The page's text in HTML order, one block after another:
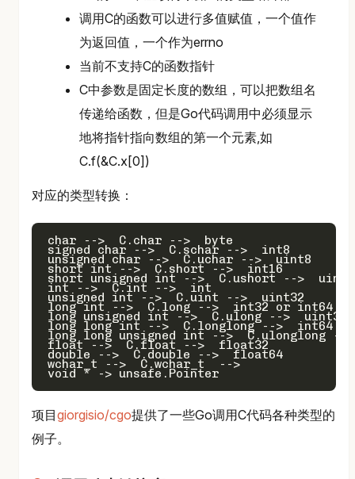
调用C的函数可以进行多值赋值，一个值作
为返回值，一个作为errno
当前不支持C的函数指针
C中参数是固定长度的数组，可以把数组名
传递给函数，但是Go代码调用中必须显示
地将指针指向数组的第一个元素,如
C.f(&C.x[0])
对应的类型转换：
char -->  C.char -->  byte
signed char -->  C.schar -->  int8
unsigned char -->  C.uchar -->  uint8
short int -->  C.short -->  int16
short unsigned int -->  C.ushort -->
int -->  C.int -->  int
unsigned int -->  C.uint -->  uint32
long int -->  C.long -->  int32 or int64
long unsigned int -->  C.ulong -->  uint32
long long int -->  C.longlong -->  int64
long long unsigned int -->  C.ulonglong --
float -->  C.float -->  float32
double -->  C.double -->  float64
wchar_t -->  C.wchar_t  -->
项目giorgisio/cgo提供了一些Go调用C代码各种类型的
例子。